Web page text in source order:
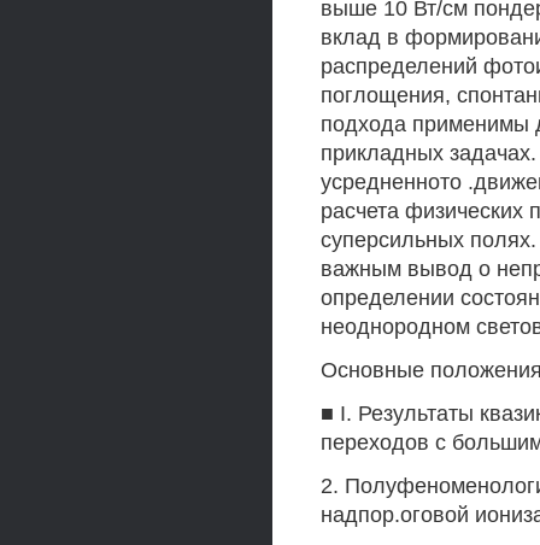
выше 10 Вт/см
вклад в
распределений
поглощения,
подхода применимы
прикладных
усредненното
расчета физических
суперсильных полях.
важным вывод о
определении
неоднородном
Основные
■ I. Результаты
переходов с
2.
надпор.оговой